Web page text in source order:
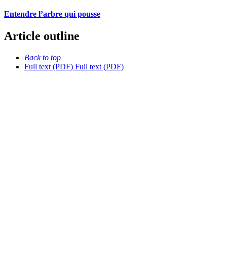
Entendre l’arbre qui pousse
Article outline
Back to top
Full text (PDF) Full text (PDF)